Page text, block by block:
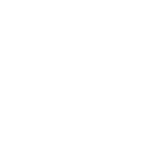
und